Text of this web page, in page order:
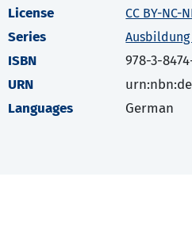
License
CC BY-NC-
Series
ISBN
978-3-
URN
Languages
German